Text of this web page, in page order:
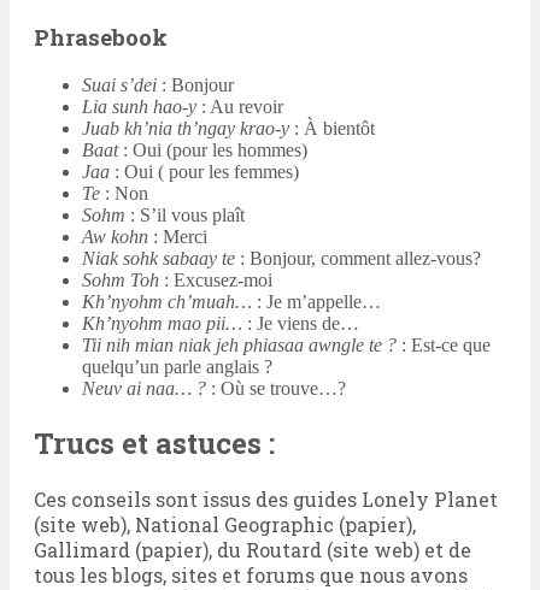
Phrasebook
Suai s’dei : Bonjour
Lia sunh hao-y : Au revoir
Juab kh’nia th’ngay krao-y : À bientôt
Baat: Oui (pour les hommes)
Jaa : Oui ( pour les femmes)
Te : Non
Sohm : S’il vous plaît
Aw kohn : Merci
Niak sohk sabaay te : Bonjour, comment allez-vous?
Sohm Toh : Excusez-moi
Kh’nyohm ch’muah… : Je m’appelle…
Kh’nyohm mao pii… : Je viens de…
Tii nih mian niak jeh phiasaa awngle te ? : Est-ce que
quelqu’un parle anglais ?
Neuv ai naa… ? : Où se trouve…?
Trucs et astuces :
Ces conseils sont issus des guides Lonely Planet
(site web), National Geographic (papier),
Gallimard (papier), du Routard (site web) et de
tous les blogs, sites et forums que nous avons